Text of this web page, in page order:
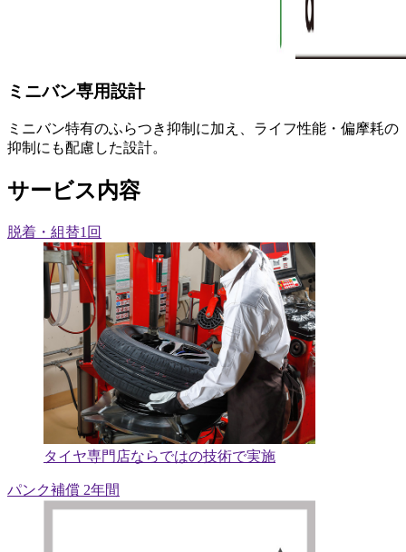
ミニバン専用設計
ミニバン特有のふらつき抑制に加え、ライフ性能・偏摩耗の
抑制にも配慮した設計。
サービス内容
脱着・組替1回
タイヤ専門店ならではの技術で実施
パンク補償 2年間